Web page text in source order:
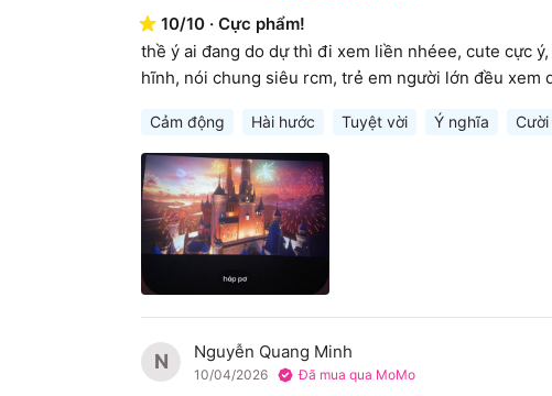
10/10 · Cực phẩm!
thề ý ai đang do dự thì đi xem liền nhéee, cute cực
hĩnh, nói chung siêu rcm, trẻ em người lớn đều xem
Cảm động Hài hước Tuyệt vời Ý nghĩa
N Nguyễn Quang Minh
10/04/2026 Đã mua qua MoMo